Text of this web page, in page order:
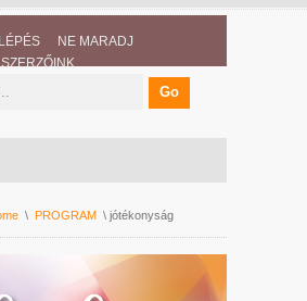
NE MARADJ
SZERZŐINK
\ PROGRAM \ jótékonyság